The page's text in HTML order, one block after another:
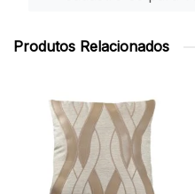
Produtos Relacionados